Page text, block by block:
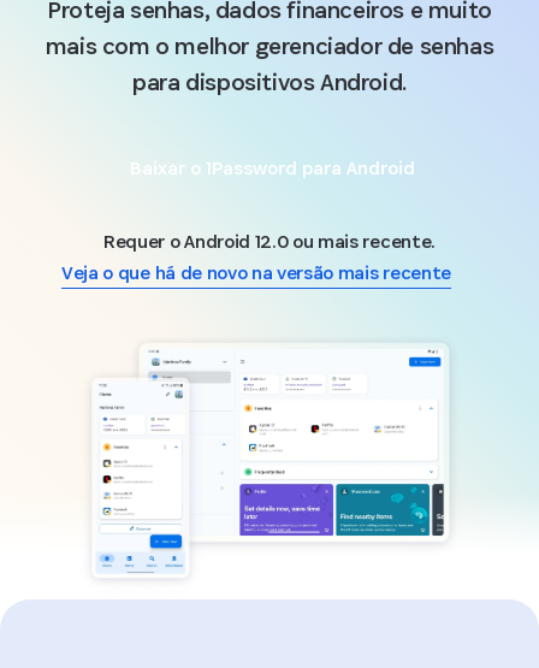
Proteja senhas, dados financeiros e muito
mais com o melhor gerenciador de senhas
para dispositivos Android.
Baixar o 1Password para Android
Requer o Android 12.0 ou mais recente.
Veja o que há de novo na versão mais recente